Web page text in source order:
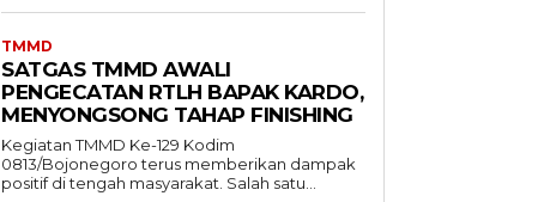
TMMD
SATGAS TMMD AWALI
PENGECATAN RTLH BAPAK KARDO,
MENYONGSONG TAHAP FINISHING
Kegiatan TMMD Ke-129 Kodim
0813/Bojonegoro terus memberikan dampak
positif di tengah masyarakat. Salah satu...